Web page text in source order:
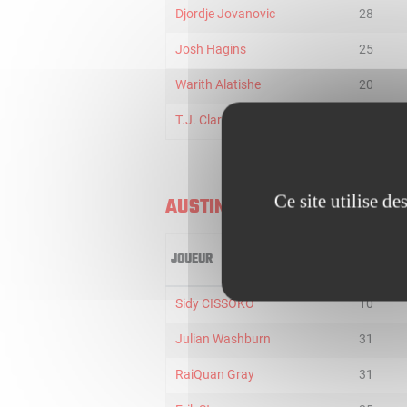
Djordje Jovanovic 28
Josh Hagins 25
Warith Alatishe 20
T.J. Clark
AUSTIN SPURS
JOUEUR
Sidy CISSOKO 10
Julian Washburn 31
RaiQuan Gray 31
Ce site utilise